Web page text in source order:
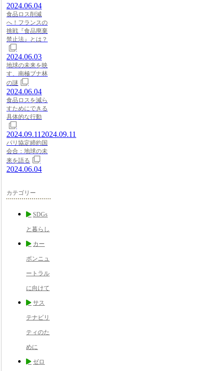
2024.06.04
食品ロス削減
へ！フランスの
挑戦『食品廃棄
禁止法』とは？
2024.06.03
地球の未来を映
す、南極ブナ林
の謎
2024.06.04
食品ロスを減ら
すためにできる
具体的な行動
2024.09.11 2024.09.11
パリ協定締約国
会合：地球の未
来を語る
2024.06.04
カテゴリー
SDGs
と暮らし
カー
ボンニュ
ートラル
に向けて
サス
テナビリ
ティのた
めに
ゼロ